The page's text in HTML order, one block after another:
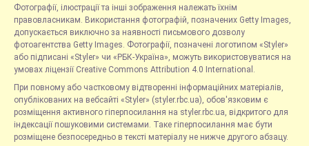
Фотографії, ілюстрації та інші зображення належать їхнім
правовласникам. Використання фотографій, позначених Getty Images,
допускається виключно за наявності письмового дозволу
фотоагентства Getty Images. Фотографії, позначені логотипом «Styler»
або підписані «Styler» чи «РБК-Україна», можуть використовуватися на
умовах ліцензії Creative Commons Attribution 4.0 International.
При повному або частковому відтворенні інформаційних матеріалів,
опублікованих на вебсайті «Styler» (styler.rbc.ua), обов'язковим є
розміщення активного гіперпосилання на styler.rbc.ua, відкритого для
індексації пошуковими системами. Таке гіперпосилання має бути
розміщене безпосередньо в тексті матеріалу не нижче другого абзацу.